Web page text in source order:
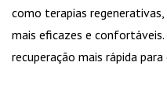
como terapias
mais eficazes e
recuperação mais rápida